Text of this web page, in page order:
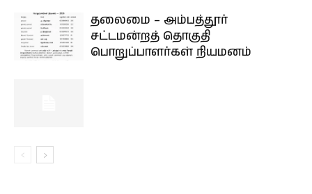
தலைமை – அம்பத்தூர்
சட்டமன்றத் தொகுதி
பொறுப்பாளர்கள் நியமனம்